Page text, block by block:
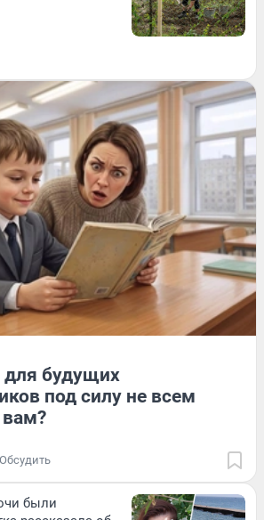
будущих
под силу не всем
Обсудить
были